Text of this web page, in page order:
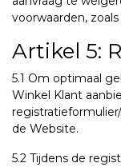
voorwaarden,
Artikel 5:
5.1 Om optimaal
Winkel Klant
de Website.
5.2 Tijdens de